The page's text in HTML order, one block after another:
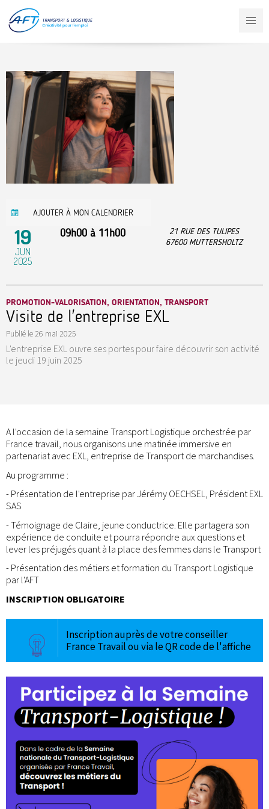
contenu
principal
AJOUTER À MON CALENDRIER
19
JUN
2025
09h00 à 11h00
21 RUE DES TULIPES
67600 MUTTERSHOLTZ
PROMOTION-VALORISATION, ORIENTATION, TRANSPORT
Visite de l'entreprise EXL
Publié le 26 mai 2025
L'entreprise EXL ouvre ses portes pour faire découvrir son activité
le jeudi 19 juin 2025
A l'occasion de la semaine Transport Logistique orchestrée par
France travail, nous organisons une matinée immersive en
partenariat avec EXL, entreprise de Transport de marchandises.
Au programme :
- Présentation de l'entreprise par Jérémy OECHSEL, Président EXL
SAS
- Témoignage de Claire, jeune conductrice. Elle partagera son
expérience de conduite et pourra répondre aux questions et
lever les préjugés quant à la place des femmes dans le Transport
- Présentation des métiers et formation du Transport Logistique
par l'AFT
INSCRIPTION OBLIGATOIRE
Inscription auprès de votre conseiller
France Travail ou via le QR code de l'affiche